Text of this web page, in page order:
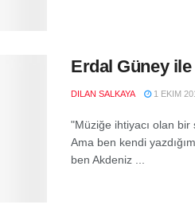
Erdal Güney
DILAN SALKAYA 1 EKIM
"Müziğe ihtiyacı olan
Ama ben kendi
ben Akdeniz ...